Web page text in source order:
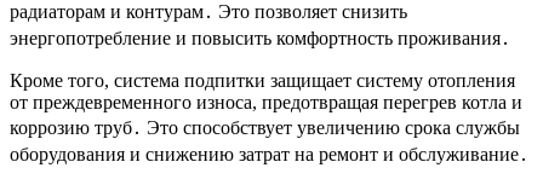
радиаторам и контурам․ Это позволяет снизить
энергопотребление и повысить комфортность проживания․
Кроме того, система подпитки защищает систему отопления
от преждевременного износа, предотвращая перегрев котла и
коррозию труб․ Это способствует увеличению срока службы
оборудования и снижению затрат на ремонт и обслуживание․